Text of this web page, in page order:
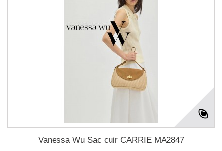
Vanessa Wu Sac cuir CARRIE MA2847